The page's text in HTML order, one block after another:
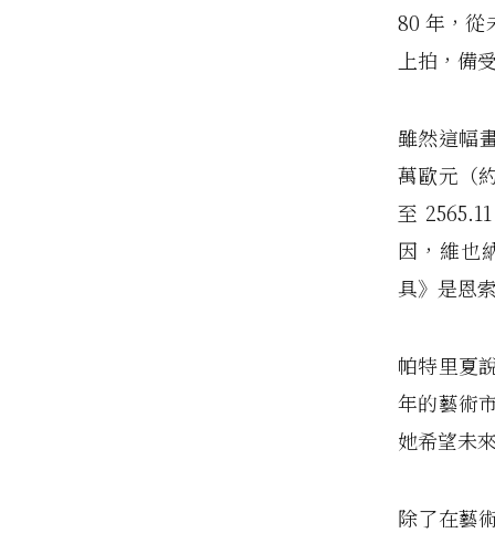
80 年，從
上拍，備
雖然這幅
萬歐元（
至
因，維也
具》是恩
帕特里夏
年的藝術
她希望未
除了在藝